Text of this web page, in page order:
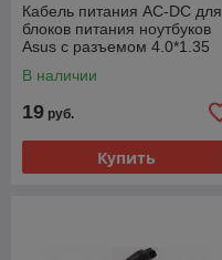
Кабель питания AC-DC для
блоков питания ноутбуков
Asus с разъемом 4.0*1.35
В наличии
19 руб.
Купить